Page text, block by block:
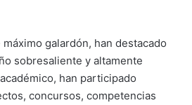
galardón, han destacado
sobresaliente y altamente
han participado
concursos, competencias